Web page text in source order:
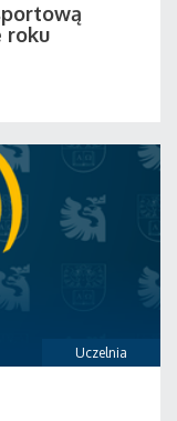
roku
Uczelnia